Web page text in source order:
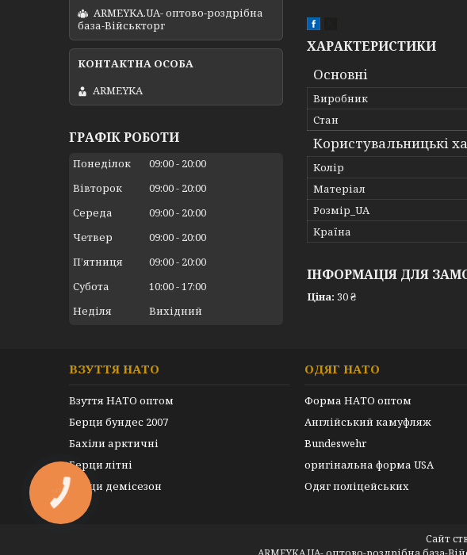
ХАРАКТЕРИСТИКИ
Основні
Виробник
Стан
Користувальницькі
Колір
Матеріал
Розмір_UA
Країна
ІНФОРМАЦІЯ ДЛЯ
Ціна: 30 ₴
ARMEYKA.UA- оптово-роздрібна
база-Військторг
ARMEYKA
ГРАФІК РОБОТИ
Понеділок 09:00
20:00
Вівторок
09:00
20:00
Середа
09:00
20:00
Четвер
09:00
20:00
Пʼятниця
09:00
20:00
Субота
10:00 17:00
Неділя
Вихідний
ВЗУТТЯ НАТО
Взуття НАТО оптом
Берци бундес 2007
Бахіли арктичні
Берци літні
Берци демісезон
ОДЯГ НАТО
Форма НАТО оптом
Англійський камуфляж
Bundeswehr
оригінальна форма USA
Одяг поліцейських
Сайт
КНОПКА
ЗВ'ЯЗКУ